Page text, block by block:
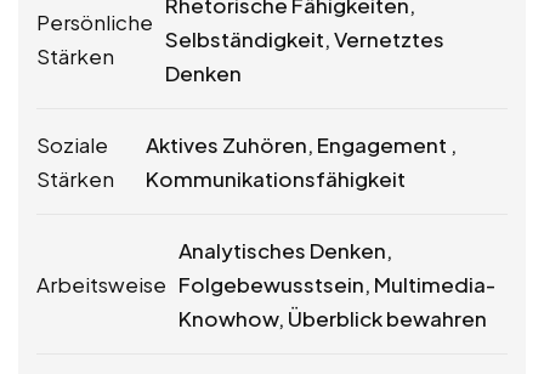
Persönliche
Stärken
Selbständigkeit, Vernetztes
Denken
Soziale
Stärken
Aktives Zuhören, Engagement ,
Kommunikationsfähigkeit
Arbeitsweise
Analytisches Denken,
Folgebewusstsein, Multimedia-
Knowhow, Überblick bewahren